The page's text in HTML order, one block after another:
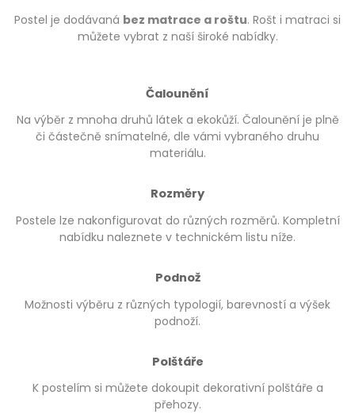
Postel je dodávaná bez matrace a roštu. Rošt i matraci si
můžete vybrat z naší široké nabídky.
Čalounění
Na výběr z mnoha druhů látek a ekokůží. Čalounění je plně
či částečně snímatelné, dle vámi vybraného druhu
materiálu.
Rozměry
Postele lze nakonfigurovat do různých rozměrů. Kompletní
nabídku naleznete v technickém listu níže.
Podnož
Možnosti výběru z různých typologií, barevností a výšek
podnoží.
Polštáře
K postelím si můžete dokoupit dekorativní polštáře a
přehozy.